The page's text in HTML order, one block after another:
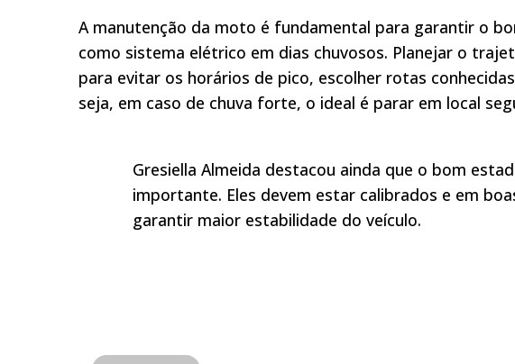
A manutenção da moto é fundamental para garantir o
como sistema elétrico em dias chuvosos. Planejar o
para evitar os horários de pico, escolher rotas
seja, em caso de chuva forte, o ideal é parar em local
Gresiella Almeida destacou ainda que o bom
importante. Eles devem estar calibrados e em
garantir maior estabilidade do veículo.